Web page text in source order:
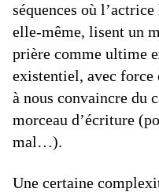
séquences où
elle-même, lisent un
prière comme ultime
existentiel, avec force
à nous convaincre du
morceau d’écriture
mal…).
Une certaine